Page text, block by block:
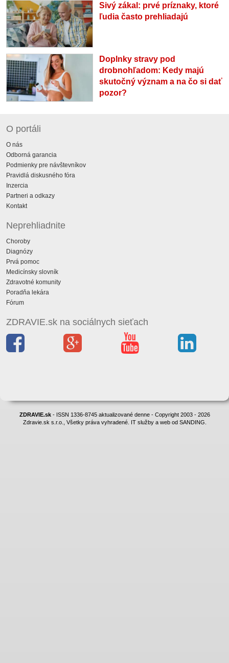
Sivý zákal: prvé príznaky, ktoré
ľudia často prehliadajú
Doplnky stravy pod
drobnohľadom: Kedy majú
skutočný význam a na čo si dať
pozor?
O portáli
O nás
Odborná garancia
Podmienky pre návštevníkov
Pravidlá diskusného fóra
Inzercia
Partneri a odkazy
Kontakt
Neprehliadnite
Choroby
Diagnózy
Prvá pomoc
Medicínsky slovník
Zdravotné komunity
Poradňa lekára
Fórum
ZDRAVIE.sk na sociálnych sieťach
ZDRAVIE.sk- ISSN 1336-8745 aktualizované denne - Copyright 2003 - 2026
Zdravie.sk s.r.o., Všetky práva vyhradené. IT služby a web od SANDING.